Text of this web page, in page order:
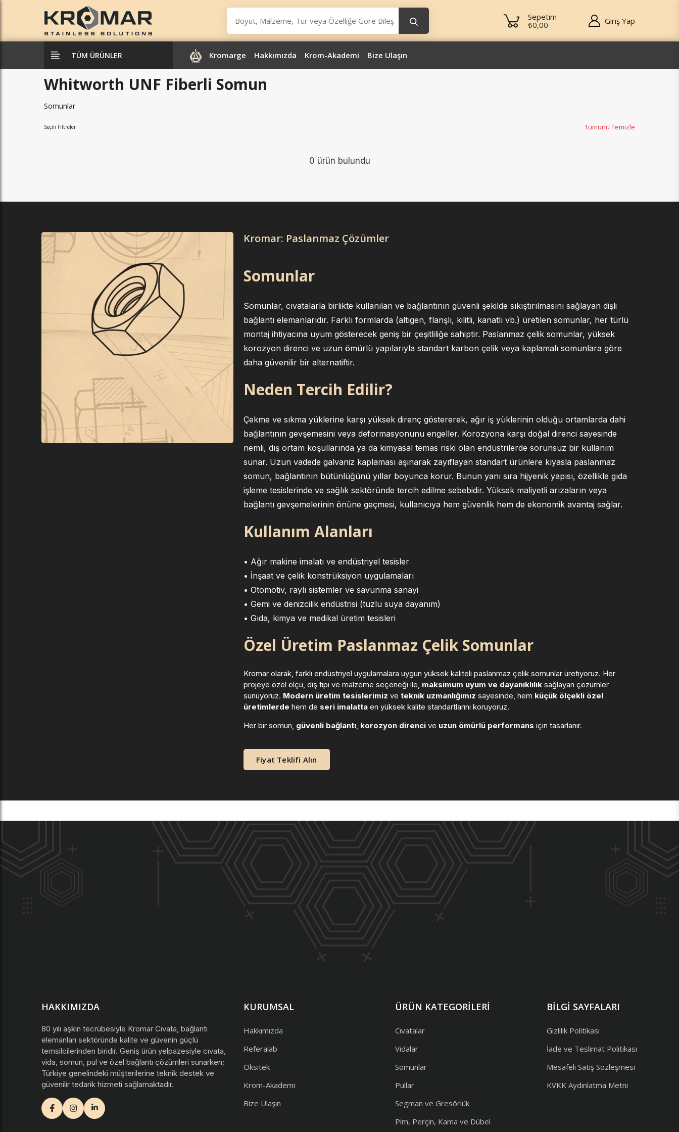
Sepetim
₺0,00
Giriş Yap
TÜM ÜRÜNLER Kromarge Hakkımızda Krom-Akademi Bize Ulaşın
Whitworth UNF Fiberli Somun
Somunlar
Seçili Filtreler Tümünü Temizle
0 ürün bulundu
Kromar: Paslanmaz Çözümler
Somunlar
Somunlar, cıvatalarla birlikte kullanılan ve bağlantının güvenli şekilde sıkıştırılmasını sağlayan dişli
bağlantı elemanlarıdır. Farklı formlarda (altıgen, flanşlı, kilitli, kanatlı vb.) üretilen somunlar, her türlü
montaj ihtiyacına uyum gösterecek geniş bir çeşitliliğe sahiptir. Paslanmaz çelik somunlar, yüksek
korozyon direnci ve uzun ömürlü yapılarıyla standart karbon çelik veya kaplamalı somunlara göre
daha güvenilir bir alternatiftir.
Neden Tercih Edilir?
Çekme ve sıkma yüklerine karşı yüksek direnç göstererek, ağır iş yüklerinin olduğu ortamlarda dahi
bağlantının gevşemesini veya deformasyonunu engeller. Korozyona karşı doğal direnci sayesinde
nemli, dış ortam koşullarında ya da kimyasal temas riski olan endüstrilerde sorunsuz bir kullanım
sunar. Uzun vadede galvaniz kaplaması aşınarak zayıflayan standart ürünlere kıyasla paslanmaz
somun, bağlantının bütünlüğünü yıllar boyunca korur. Bunun yanı sıra hijyenik yapısı, özellikle gıda
işleme tesislerinde ve sağlık sektöründe tercih edilme sebebidir. Yüksek maliyetli arızaların veya
bağlantı gevşemelerinin önüne geçmesi, kullanıcıya hem güvenlik hem de ekonomik avantaj sağlar.
Kullanım Alanları
• Ağır makine imalatı ve endüstriyel tesisler
• İnşaat ve çelik konstrüksiyon uygulamaları
• Otomotiv, raylı sistemler ve savunma sanayi
• Gemi ve denizcilik endüstrisi (tuzlu suya dayanım)
• Gıda, kimya ve medikal üretim tesisleri
Özel Üretim Paslanmaz Çelik Somunlar
Kromar olarak, farklı endüstriyel uygulamalara uygun yüksek kaliteli paslanmaz çelik somunlar üretiyoruz. Her
projeye özel ölçü, diş tipi ve malzeme seçeneği ile, maksimum uyum ve dayanıklılık sağlayan çözümler
sunuyoruz. Modern üretim tesislerimiz ve teknik uzmanlığımız sayesinde, hem küçük ölçekli özel
üretimlerde hem de seri imalatta en yüksek kalite standartlarını koruyoruz.
Her bir somun, güvenli bağlantı, korozyon direnci ve uzun ömürlü performans için tasarlanır.
Fiyat Teklifi Alın
HAKKIMIZDA
80 yılı aşkın tecrübesiyle Kromar Cıvata, bağlantı
elemanları sektöründe kalite ve güvenin güçlü
temsilcilerinden biridir. Geniş ürün yelpazesiyle cıvata,
vida, somun, pul ve özel bağlantı çözümleri sunarken;
Türkiye genelindeki müşterilerine teknik destek ve
güvenilir tedarik hizmeti sağlamaktadır.
facebookinstagramyoutube
KURUMSAL
Hakkımızda
Referalab
Oksitek
Krom-Akademi
Bize Ulaşın
ÜRÜN KATEGORILERI
Cıvatalar
Vidalar
Somunlar
Pullar
Segman ve Gresörlük
Pim, Perçin, Kama ve Dübel
BILGI SAYFALARI
Gizlilik Politikası
İade ve Teslimat Politikası
Mesafeli Satış Sözleşmesi
KVKK Aydınlatma Metni